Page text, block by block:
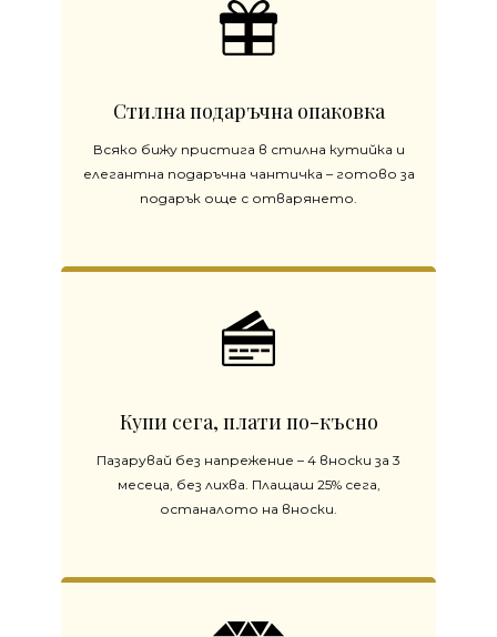
Стилна подаръчна опаковка
Всяко бижу пристига в стилна кутийка и
елегантна подаръчна чантичка – готово за
подарък още с отварянето.
Купи сега, плати по-късно
Пазарувай без напрежение – 4 вноски за 3
месеца, без лихва. Плащаш 25% сега,
останалото на вноски.